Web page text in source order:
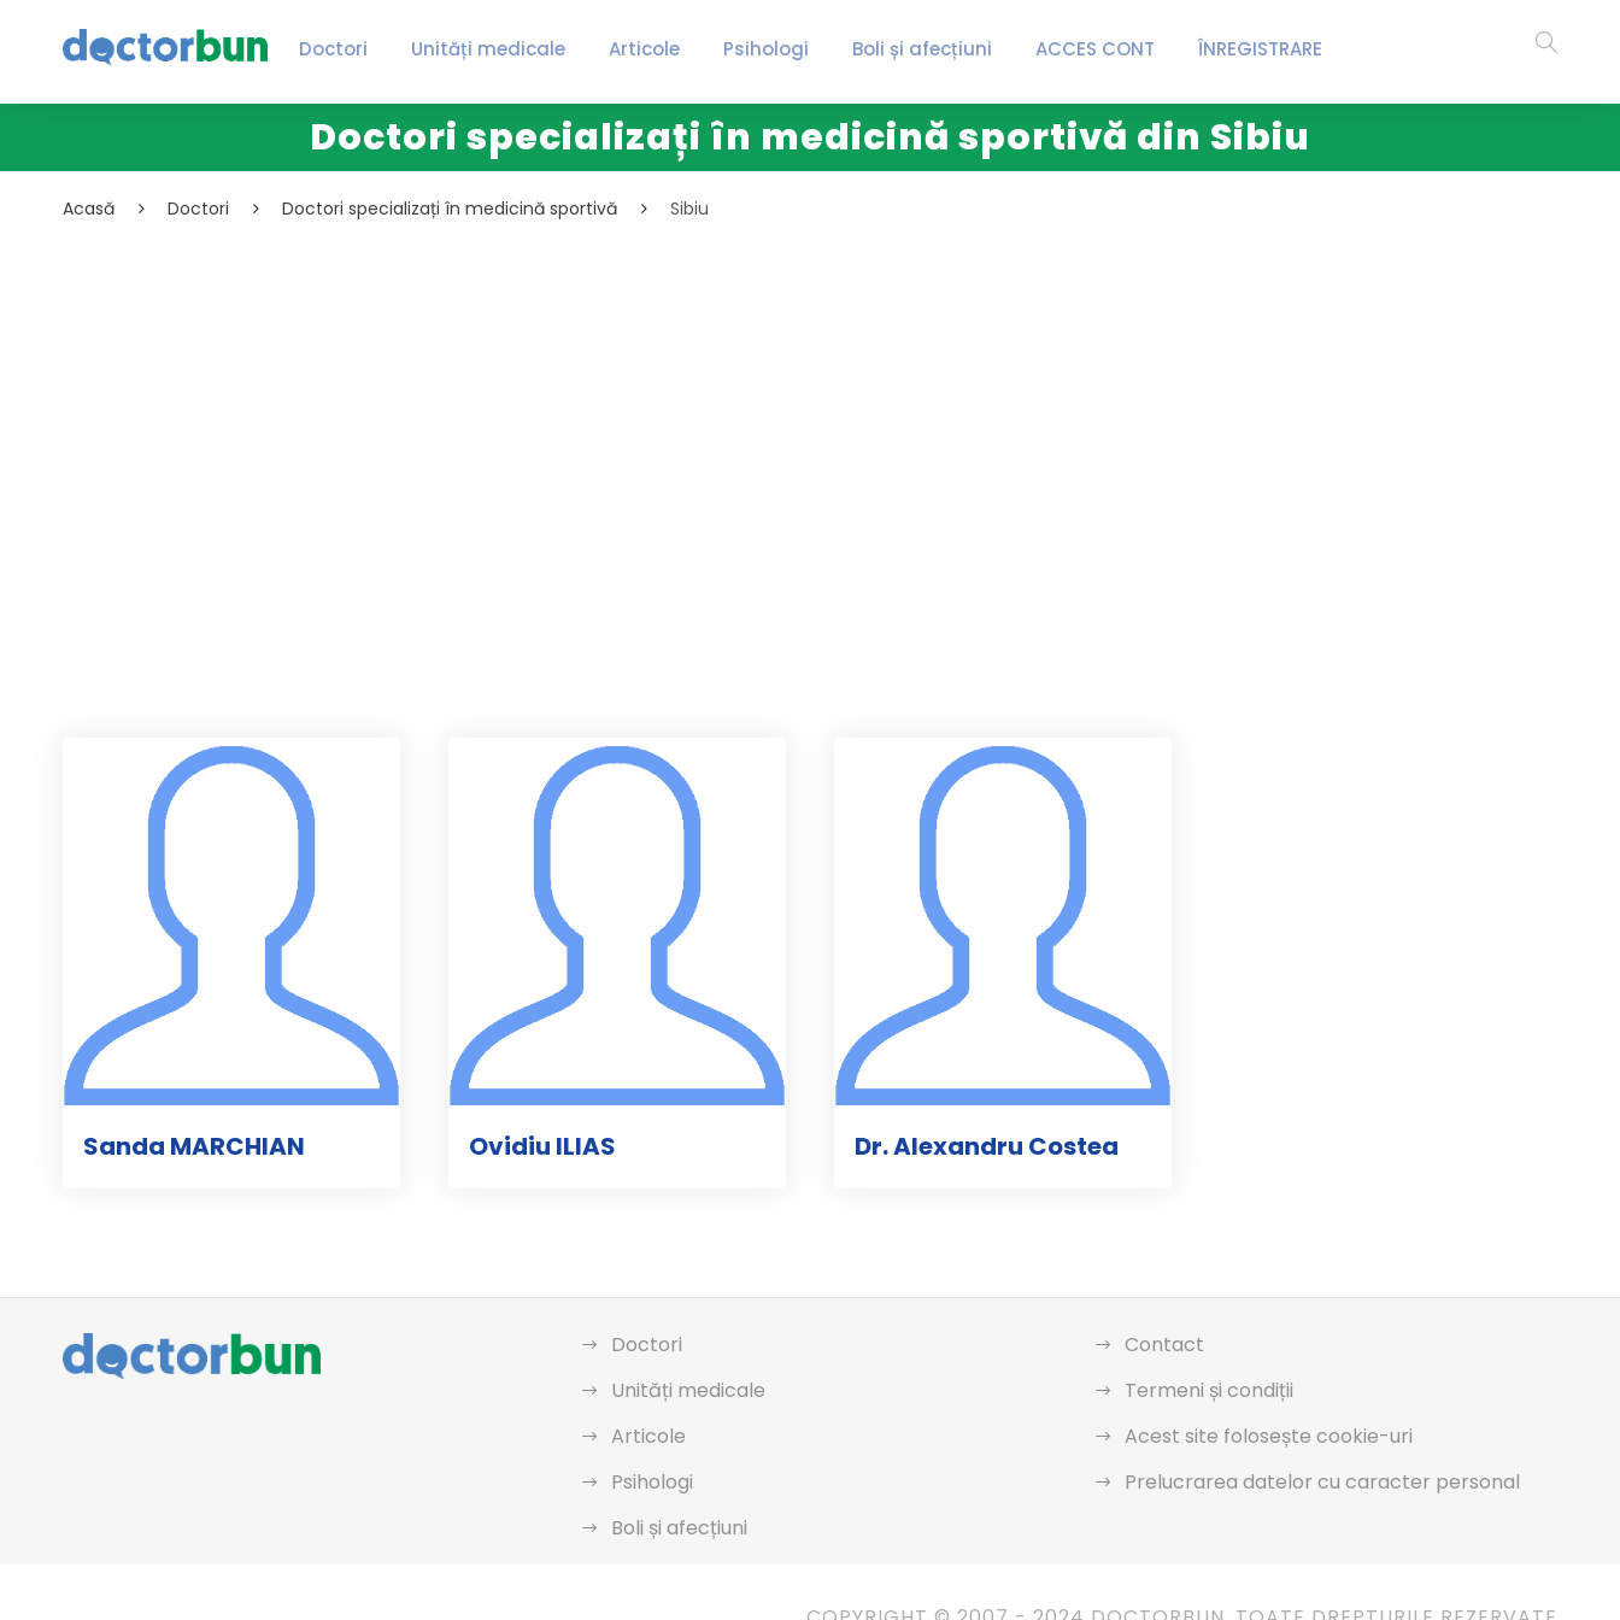
Doctori Unități medicale Articole Psihologi Boli și afecțiuni ACCES CONT ÎNREGISTRARE
Doctori specializați în medicină sportivă din Sibiu
Acasă Doctori Doctori specializați în medicină sportivă Sibiu
Sanda MARCHIAN Ovidiu ILIAS Dr. Alexandru Costea
Doctori
Unități medicale
Articole
Psihologi
Boli și afecțiuni
Contact
Termeni și condiții
Acest site folosește cookie-uri
Prelucrarea datelor cu caracter personal